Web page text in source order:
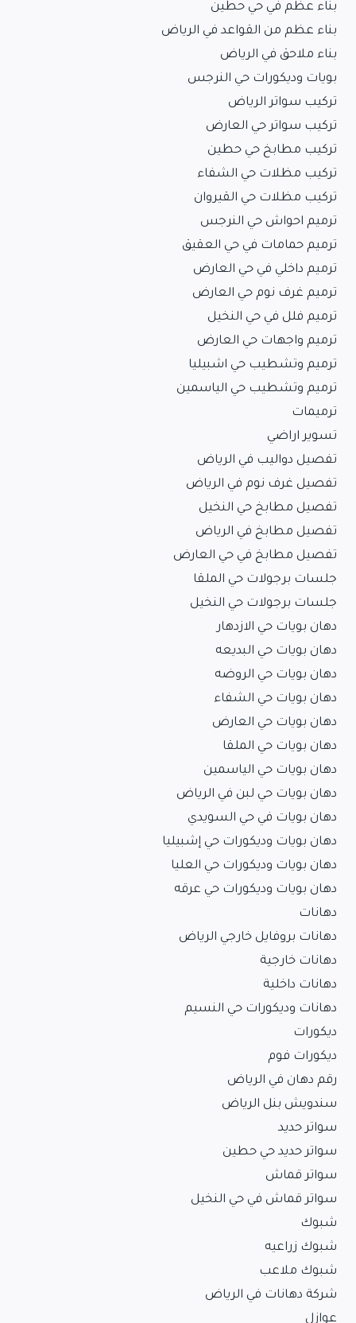
بناء عظم في حي حطين
بناء عظم من القواعد في الرياض
بناء ملاحق في الرياض
بويات وديكورات حي النرجس
تركيب سواتر الرياض
تركيب سواتر حي العارض
تركيب مطابخ حي حطين
تركيب مظلات حي الشفاء
تركيب مظلات حي القيروان
ترميم احواش حي النرجس
ترميم حمامات في حي العقيق
ترميم داخلي في حي العارض
ترميم غرف نوم حي العارض
ترميم فلل في حي النخيل
ترميم واجهات حي العارض
ترميم وتشطيب حي اشبيليا
ترميم وتشطيب حي الياسمين
ترميمات
تسوير اراضي
تفصيل دواليب في الرياض
تفصيل غرف نوم في الرياض
تفصيل مطابخ حي النخيل
تفصيل مطابخ في الرياض
تفصيل مطابخ في حي العارض
جلسات برجولات حي الملقا
جلسات برجولات حي النخيل
دهان بويات حي الازدهار
دهان بويات حي البديعه
دهان بويات حي الروضه
دهان بويات حي الشفاء
دهان بويات حي العارض
دهان بويات حي الملقا
دهان بويات حي الياسمين
دهان بويات حي لبن في الرياض
دهان بويات في حي السويدي
دهان بويات وديكورات حي إشبيليا
دهان بويات وديكورات حي العليا
دهان بويات وديكورات حي عرقه
دهانات
دهانات بروفايل خارجي الرياض
دهانات خارجية
دهانات داخلية
دهانات وديكورات حي النسيم
ديكورات
ديكورات فوم
رقم دهان في الرياض
سندويش بنل الرياض
سواتر حديد
سواتر حديد حي حطين
سواتر قماش
سواتر قماش في حي النخيل
شبوك
شبوك زراعيه
شبوك ملاعب
شركة دهانات في الرياض
عوازل